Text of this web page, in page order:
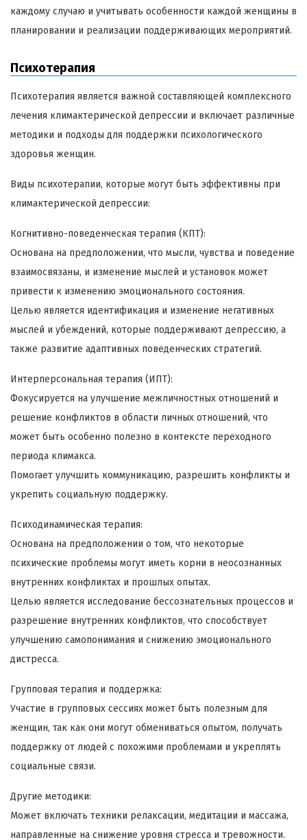
каждому случаю и учитывать особенности каждой женщины в
планировании и реализации поддерживающих мероприятий.
Психотерапия
Психотерапия является важной составляющей комплексного
лечения климактерической депрессии и включает различные
методики и подходы для поддержки психологического
здоровья женщин.
Виды психотерапии, которые могут быть эффективны при
климактерической депрессии:
Когнитивно-поведенческая терапия (КПТ):
Основана на предположении, что мысли, чувства и поведение
взаимосвязаны, и изменение мыслей и установок может
привести к изменению эмоционального состояния.
Целью является идентификация и изменение негативных
мыслей и убеждений, которые поддерживают депрессию, а
также развитие адаптивных поведенческих стратегий.
Интерперсональная терапия (ИПТ):
Фокусируется на улучшение межличностных отношений и
решение конфликтов в области личных отношений, что
может быть особенно полезно в контексте переходного
периода климакса.
Помогает улучшить коммуникацию, разрешить конфликты и
укрепить социальную поддержку.
Психодинамическая терапия:
Основана на предположении о том, что некоторые
психические проблемы могут иметь корни в неосознанных
внутренних конфликтах и прошлых опытах.
Целью является исследование бессознательных процессов и
разрешение внутренних конфликтов, что способствует
улучшению самопонимания и снижению эмоционального
дистресса.
Групповая терапия и поддержка:
Участие в групповых сессиях может быть полезным для
женщин, так как они могут обмениваться опытом, получать
поддержку от людей с похожими проблемами и укреплять
социальные связи.
Другие методики:
Может включать техники релаксации, медитации и массажа,
направленные на снижение уровня стресса и тревожности.